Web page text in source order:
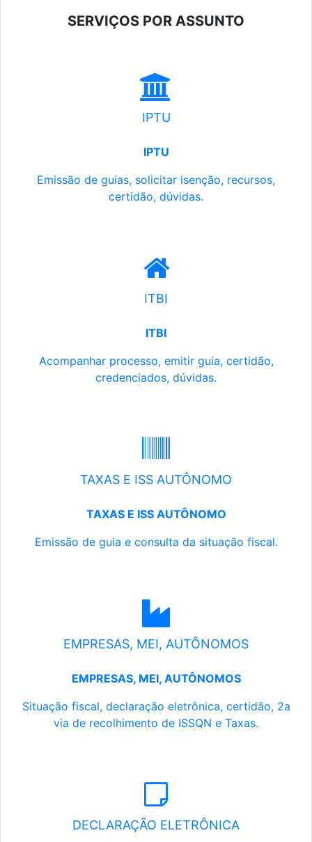
SERVIÇOS POR ASSUNTO
IPTU
IPTU
Emissão de guias, solicitar isenção, recursos,
certidão, dúvidas.
ITBI
ITBI
Acompanhar processo, emitir guia, certidão,
credenciados, dúvidas.
TAXAS E ISS AUTÔNOMO
TAXAS E ISS AUTÔNOMO
Emissão de guia e consulta da situação fiscal.
EMPRESAS, MEI, AUTÔNOMOS
EMPRESAS, MEI, AUTÔNOMOS
Situação fiscal, declaração eletrônica, certidão, 2a
via de recolhimento de ISSQN e Taxas.
DECLARAÇÃO ELETRÔNICA